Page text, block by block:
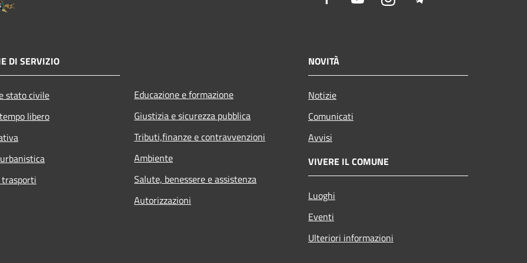
DI SERVIZIO
stato civile
libero
Educazione e formazione
Giustizia e sicurezza pubblica
Tributi,finanze e contravvenzioni
Ambiente
Salute, benessere e assistenza
Autorizzazioni
NOVITÀ
Notizie
Comunicati
Avvisi
VIVERE IL COMUNE
Luoghi
Eventi
Ulteriori informazioni